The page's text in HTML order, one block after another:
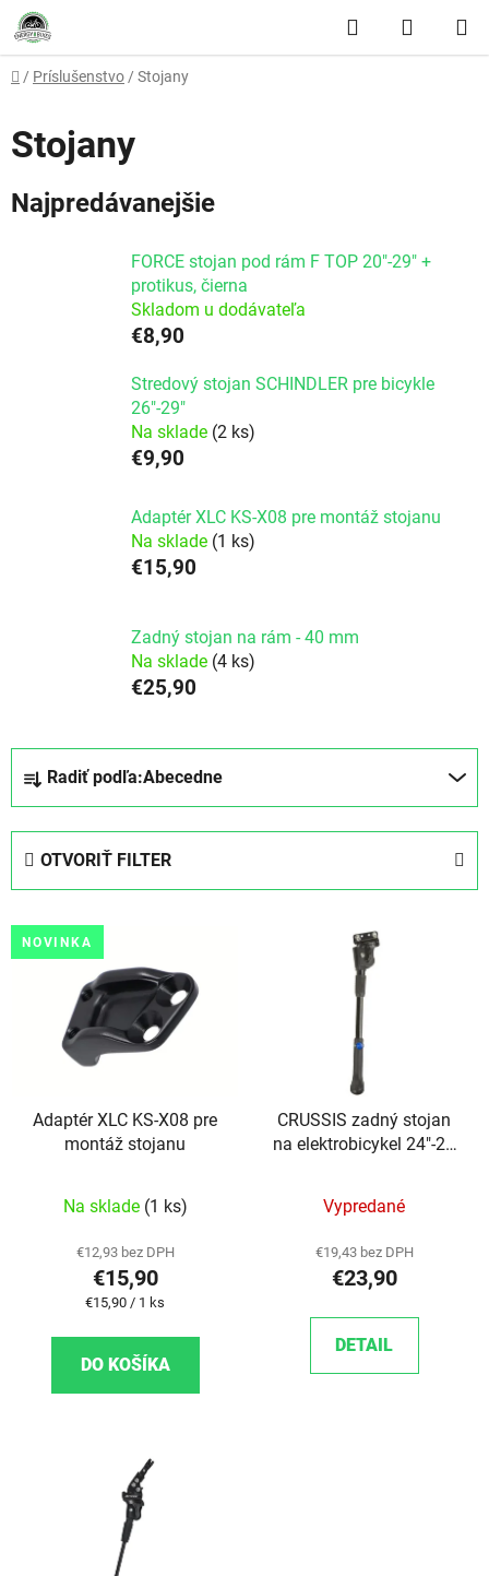
Prejsť na obsah Hľadať
Domov
/ Príslušenstvo / Stojany
Stojany
Najpredávanejšie
FORCE stojan pod rám F TOP 20"-29" +
protikus, čierna
Skladom u dodávateľa
€8,90
Stredový stojan SCHINDLER pre bicykle
26"-29"
Na sklade (2 ks)
€9,90
Adaptér XLC KS-X08 pre montáž stojanu
Na sklade (1 ks)
€15,90
Zadný stojan na rám - 40 mm
Na sklade (4 ks)
€25,90
Radenie produktov
Radiť podľa:Abecedne
OTVORIŤ FILTER
Výpis produktov
NOVINKA
Adaptér XLC KS-X08 pre
montáž stojanu
Na sklade (1 ks)
€12,93 bez DPH
€15,90
Jednotková cena:
€15,90 / 1 ks
DO KOŠÍKA
CRUSSIS zadný stojan
na elektrobicykel 24"-29
Vypredané
€19,43 bez DPH
€23,90
DETAIL